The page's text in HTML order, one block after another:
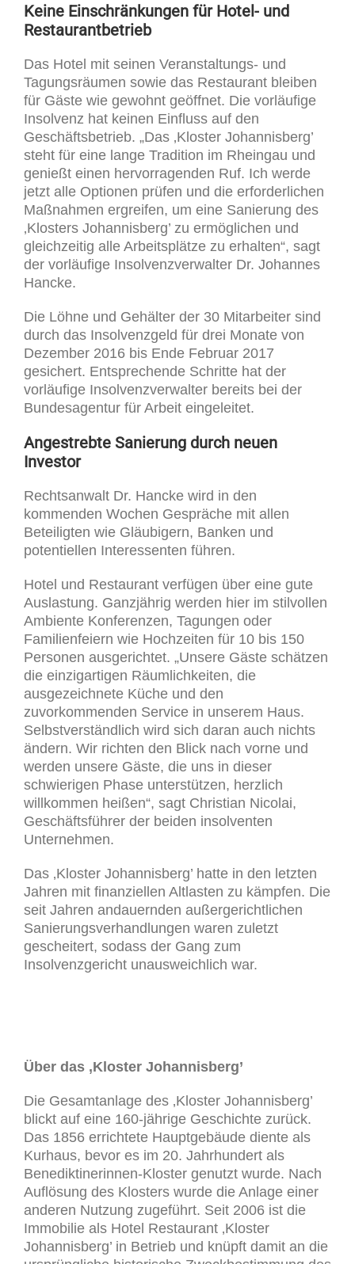
Keine Einschränkungen für Hotel- und
Restaurantbetrieb
Das Hotel mit seinen Veranstaltungs- und
Tagungsräumen sowie das Restaurant bleiben
für Gäste wie gewohnt geöffnet. Die vorläufige
Insolvenz hat keinen Einfluss auf den
Geschäftsbetrieb. „Das ‚Kloster Johannisberg’
steht für eine lange Tradition im Rheingau und
genießt einen hervorragenden Ruf. Ich werde
jetzt alle Optionen prüfen und die erforderlichen
Maßnahmen ergreifen, um eine Sanierung des
‚Klosters Johannisberg’ zu ermöglichen und
gleichzeitig alle Arbeitsplätze zu erhalten“, sagt
der vorläufige Insolvenzverwalter Dr. Johannes
Hancke.
Die Löhne und Gehälter der 30 Mitarbeiter sind
durch das Insolvenzgeld für drei Monate von
Dezember 2016 bis Ende Februar 2017
gesichert. Entsprechende Schritte hat der
vorläufige Insolvenzverwalter bereits bei der
Bundesagentur für Arbeit eingeleitet.
Angestrebte Sanierung durch neuen
Investor
Rechtsanwalt Dr. Hancke wird in den
kommenden Wochen Gespräche mit allen
Beteiligten wie Gläubigern, Banken und
potentiellen Interessenten führen.
Hotel und Restaurant verfügen über eine gute
Auslastung. Ganzjährig werden hier im stilvollen
Ambiente Konferenzen, Tagungen oder
Familienfeiern wie Hochzeiten für 10 bis 150
Personen ausgerichtet. „Unsere Gäste schätzen
die einzigartigen Räumlichkeiten, die
ausgezeichnete Küche und den
zuvorkommenden Service in unserem Haus.
Selbstverständlich wird sich daran auch nichts
ändern. Wir richten den Blick nach vorne und
werden unsere Gäste, die uns in dieser
schwierigen Phase unterstützen, herzlich
willkommen heißen“, sagt Christian Nicolai,
Geschäftsführer der beiden insolventen
Unternehmen.
Das ‚Kloster Johannisberg’ hatte in den letzten
Jahren mit finanziellen Altlasten zu kämpfen. Die
seit Jahren andauernden außergerichtlichen
Sanierungsverhandlungen waren zuletzt
gescheitert, sodass der Gang zum
Insolvenzgericht unausweichlich war.
Über das ‚Kloster Johannisberg’
Die Gesamtanlage des ‚Kloster Johannisberg’
blickt auf eine 160-jährige Geschichte zurück.
Das 1856 errichtete Hauptgebäude diente als
Kurhaus, bevor es im 20. Jahrhundert als
Benediktinerinnen-Kloster genutzt wurde. Nach
Auflösung des Klosters wurde die Anlage einer
anderen Nutzung zugeführt. Seit 2006 ist die
Immobilie als Hotel Restaurant ‚Kloster
Johannisberg’ in Betrieb und knüpft damit an die